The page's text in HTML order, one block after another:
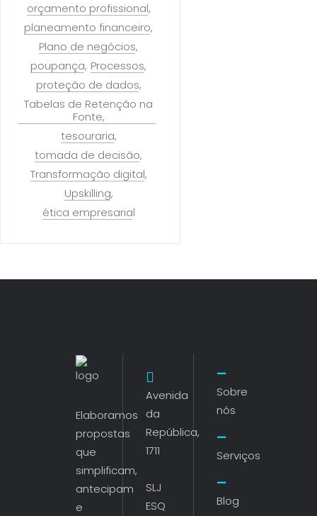
orçamento profissional
planeamento financeiro
Plano de negócios
poupança Processos
proteção de dados
Tabelas de Retenção na
Fonte
tesouraria
tomada de decisão
Transformação digital
Upskilling
ética empresarial
Elaboramos
propostas
que
simplificam,
antecipam
e
Avenida
da
República,
1711
SLJ
ESQ
Sobre
nós
Serviços
Blog